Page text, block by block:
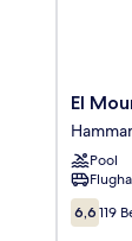
El
Mouradi
Port
El
Sousse
El
Pool
6.6
von
6,6 119